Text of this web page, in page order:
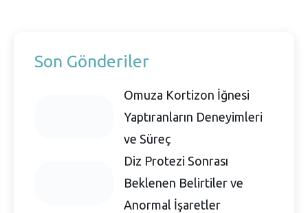
Son Gönderiler
Omuza Kortizon İğnesi
Yaptıranların Deneyimleri
ve Süreç
Diz Protezi Sonrası
Beklenen Belirtiler ve
Anormal İşaretler